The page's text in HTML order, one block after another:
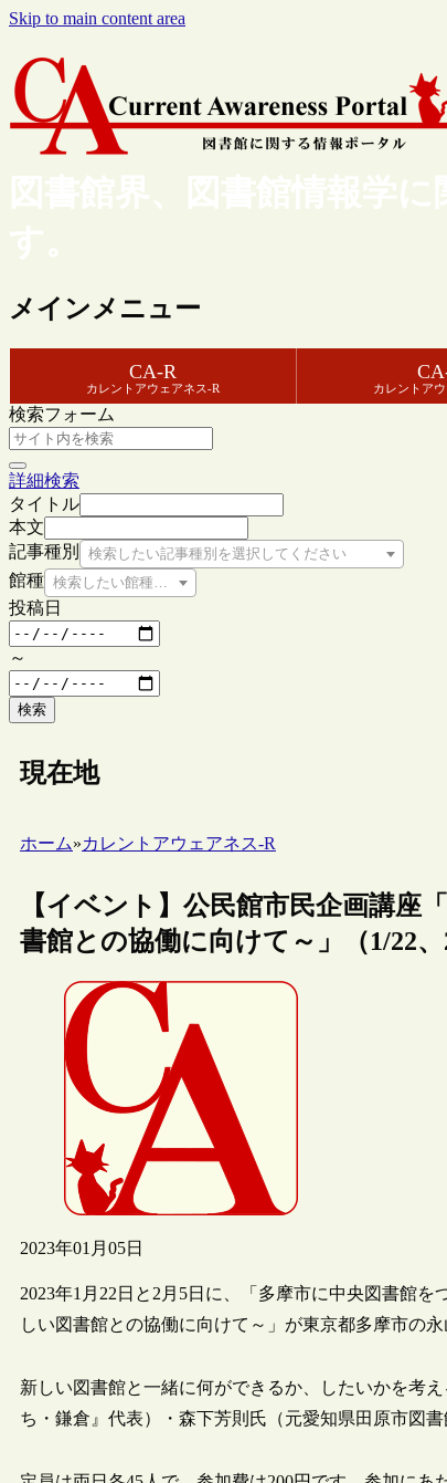
Skip to main content area
図書館界、図書館情報学
す。
メインメニュー
CA-R
カレントアウェアネス-R カレントア
検索フォーム
詳細検索
タイトル
本文
記事種別
検索したい記事種別を選択してください
館種 検索したい館種を選択してください
投稿日
～
検索
現在地
ホーム»カレントアウェアネス-R
【イベント】公民館市民企画講座
書館との協働に向けて～」（1/22、
2023年01月05日
2023年1月22日と2月5日に、「多摩市に中央図書館
しい図書館との協働に向けて～」が東京都多摩市の永
新しい図書館と一緒に何ができるか、したいかを考
ち・鎌倉』代表）・森下芳則氏（元愛知県田原市図